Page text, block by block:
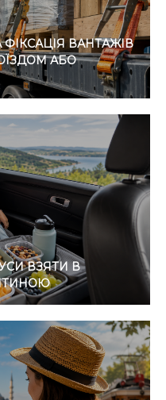
ВАНТАЖІВ
АБО
ВЗЯТИ В